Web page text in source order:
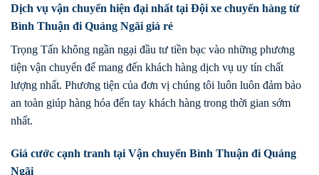
Dịch vụ vận chuyển hiện đại nhất tại Đội xe chuyển hàng từ
Bình Thuận đi Quảng Ngãi giá rẻ
Trọng Tấn không ngần ngại đầu tư tiền bạc vào những phương
tiện vận chuyển để mang đến khách hàng dịch vụ uy tín chất
lượng nhất. Phương tiện của đơn vị chúng tôi luôn luôn đảm bảo
an toàn giúp hàng hóa đến tay khách hàng trong thời gian sớm
nhất.
Giá cước cạnh tranh tại Vận chuyển Bình Thuận đi Quảng
Ngãi